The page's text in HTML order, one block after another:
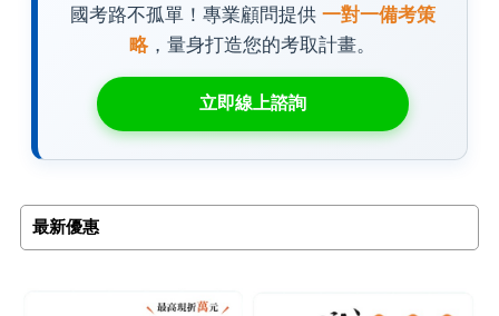
國考路不孤單！專業顧問提供 一對一備考策
略，量身打造您的考取計畫。
立即線上諮詢
最新優惠